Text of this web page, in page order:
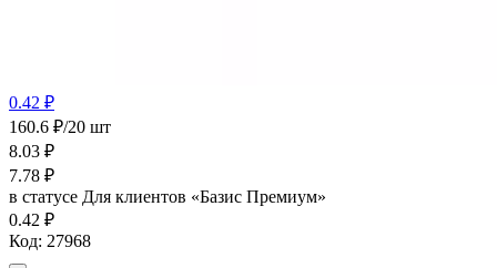
0.42 ₽
160.6 ₽/20 шт
8.03 ₽
7.78 ₽
в статусе Для клиентов «Базис Премиум»
0.42 ₽
Код: 27968